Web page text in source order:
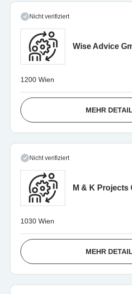
Nicht verifiziert
Wise Advice
1200 Wien
MEHR
Nicht verifiziert
M & K Projects
1030 Wien
MEHR